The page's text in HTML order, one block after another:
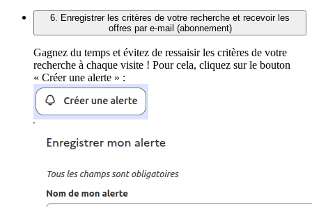
6. Enregistrer les critères de votre recherche et recevoir les
offres par e-mail (abonnement)
Gagnez du temps et évitez de ressaisir les critères de votre
recherche à chaque visite ! Pour cela, cliquez sur le bouton
« Créer une alerte » :